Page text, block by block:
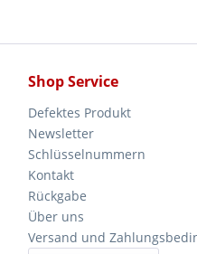
Shop Service
Defektes Produkt
Newsletter
Schlüsselnummern
Kontakt
Rückgabe
Über uns
Versand und